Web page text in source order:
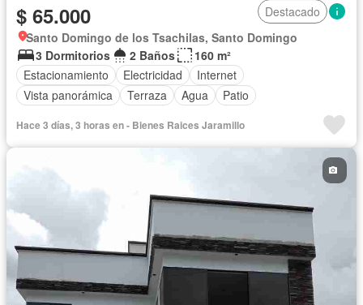
$ 65.000
Destacado
Santo Domingo de los Tsachilas, Santo Domingo
3 Dormitorios
2 Baños
160 m²
Estacionamiento
Electricidad
Internet
Vista panorámica
Terraza Agua Patio
Hace 3 días, 3 horas en - Bienes Raices Jaramillo